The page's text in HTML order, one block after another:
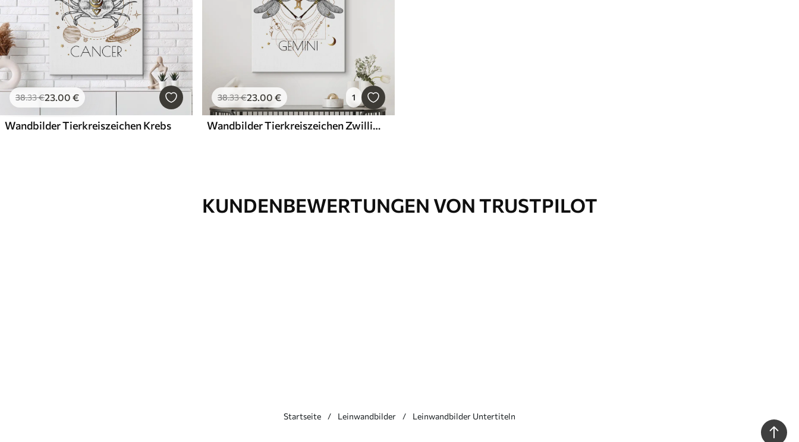
38.33€23.00 €
Wandbilder Tierkreiszeichen Krebs
38.33€23.00 € 1
Wandbilder Tierkreiszeichen Zwillinge
KUNDENBEWERTUNGEN VON TRUSTPILOT
Startseite Leinwandbilder Leinwandbilder Untertiteln